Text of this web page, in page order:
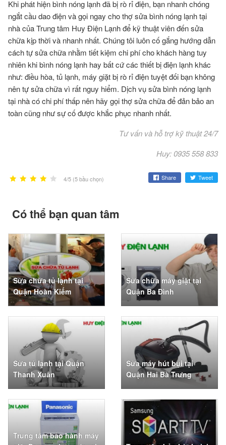
Khi phát hiện bình nóng lạnh đã bị rò rỉ điện, bạn nhanh chóng
ngắt cầu dao điện và gọi ngay cho thợ sửa bình nóng lạnh tại
nhà của Trung tâm Huy Điện Lạnh để kỹ thuật viên đến sửa
chữa kịp thời và nhanh nhất. Chúng tôi luôn cố gắng hướng dẫn
cách tự sửa chữa nhằm tiết kiệm chi phí cho khách hàng tuy
nhiên khi bình nóng lạnh hay bất cứ các thiết bị điện lạnh khác
như: điều hòa, tủ lạnh, máy giặt bị rò rỉ điện tuyệt đối bạn không
nên tự sửa chữa vì rất nguy hiểm. Dịch vụ sửa bình nóng lạnh
tại nhàcó chi phí thấp nên hãy gọi thợ sửa chữa để đản bảo an
toàn cũng như sự cố được khắc phục nhanh nhất.
Tư vấn và hỗ trợ kỹ thuật 24/7
Huy: 0935 558 833
4/5 (5 bầu chọn) Share Tweet
Có thể bạn quan tâm
Sửa chữa tủ lạnh tại
Quận Hoàn Kiếm
Sửa chữa máy giặt tại
Quận Ba Đình
Sửa tủ lạnh tại Quận
Thanh Xuân
Sửa máy hút bụi tại
Quận Hai Bà Trưng
Trung tâm bảo hành máy